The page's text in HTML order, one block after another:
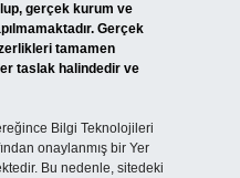
gerçek kurum ve
Gerçek
tamamen
taslak halindedir ve
Bilgi Teknolojileri
onaylanmış bir Yer
Bu nedenle, sitedeki